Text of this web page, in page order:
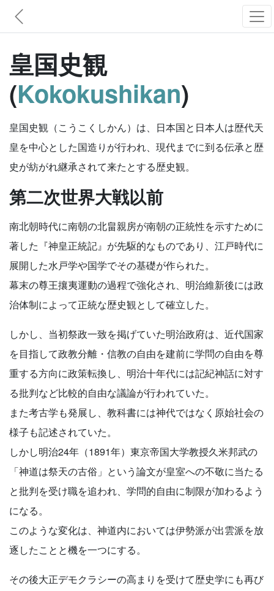
皇国史観
(Kokokushikan)
皇国史観（こうこくしかん）は、日本国と日本人は歴代天
皇を中心とした国造りが行われ、現代までに到る伝承と歴
史が紡がれ継承されて来たとする歴史観。
第二次世界大戦以前
南北朝時代に南朝の北畠親房が南朝の正統性を示すために
著した『神皇正統記』が先駆的なものであり、江戸時代に
展開した水戸学や国学でその基礎が作られた。
幕末の尊王攘夷運動の過程で強化され、明治維新後には政
治体制によって正統な歴史観として確立した。
しかし、当初祭政一致を掲げていた明治政府は、近代国家
を目指して政教分離・信教の自由を建前に学問の自由を尊
重する方向に政策転換し、明治十年代には記紀神話に対す
る批判など比較的自由な議論が行われていた。
また考古学も発展し、教科書には神代ではなく原始社会の
様子も記述されていた。
しかし明治24年（1891年）東京帝国大学教授久米邦武の
「神道は祭天の古俗」という論文が皇室への不敬に当たる
と批判を受け職を追われ、学問的自由に制限が加わるよう
になる。
このような変化は、神道内においては伊勢派が出雲派を放
逐したことと機を一つにする。
その後大正デモクラシーの高まりを受けて歴史学にも再び